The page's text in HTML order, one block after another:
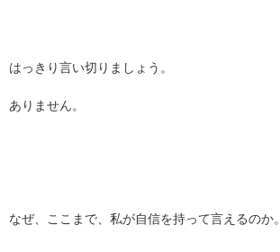
はっきり言い切りましょう。
ありません。
なぜ、ここまで、私が自信を持って言えるのか。